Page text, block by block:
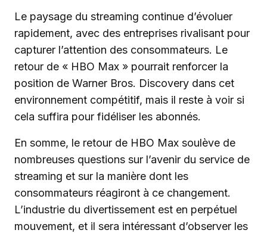
Le paysage du streaming continue d’évoluer
rapidement, avec des entreprises rivalisant pour
capturer l’attention des consommateurs. Le
retour de « HBO Max » pourrait renforcer la
position de Warner Bros. Discovery dans cet
environnement compétitif, mais il reste à voir si
cela suffira pour fidéliser les abonnés.
En somme, le retour de HBO Max soulève de
nombreuses questions sur l’avenir du service de
streaming et sur la manière dont les
consommateurs réagiront à ce changement.
L’industrie du divertissement est en perpétuel
mouvement, et il sera intéressant d’observer les